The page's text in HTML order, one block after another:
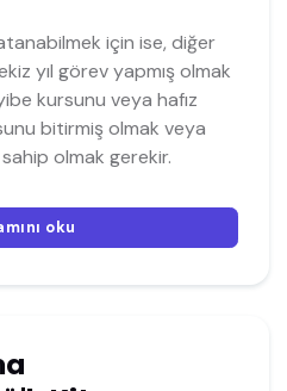
için ise, diğer
yıl görev yapmış olmak
kursunu veya hafız
bitirmiş olmak veya
olmak gerekir.
oku